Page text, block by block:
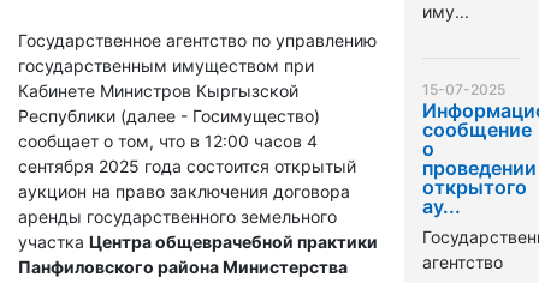
Государственное агентство по управлению
государственным имуществом при
Кабинете Министров Кыргызской
Республики (далее - Госимущество)
сообщает о том, что в 12:00 часов 4
сентября 2025 года состоится открытый
аукцион на право заключения договора
аренды государственного земельного
участка Центра общеврачебной практики
Панфиловского района Министерства
иму...
15-07-2025
сообщение
о
проведении
открытого
ау...
агентство